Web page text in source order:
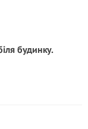
будинку.